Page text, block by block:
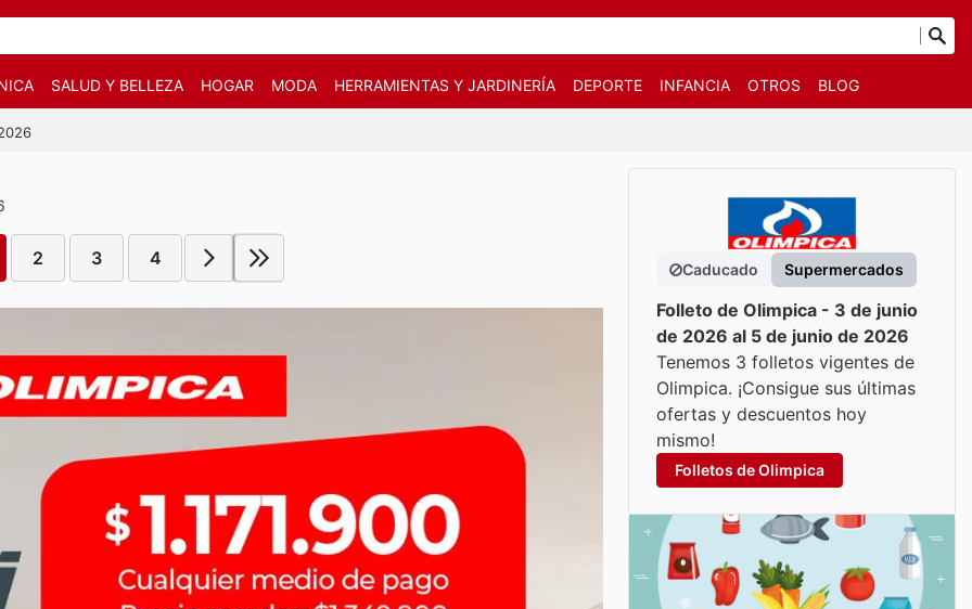
SALUD Y BELLEZA HOGAR MODA HERRAMIENTAS Y JARDINERÍA DEPORTE INFANCIA OTROS BLOG
2 3 4
Caducado Supermercados
Folleto de Olimpica - 3 de junio
de 2026 al 5 de junio de 2026
Tenemos 3 folletos vigentes de
Olimpica. ¡Consigue sus últimas
ofertas y descuentos hoy
mismo!
Folletos de Olimpica